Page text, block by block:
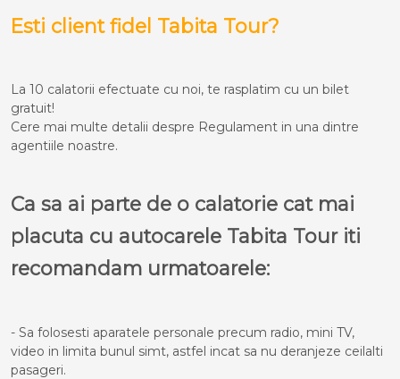
Esti client fidel Tabita Tour?
La 10 calatorii efectuate cu noi, te rasplatim cu un bilet
gratuit!
Cere mai multe detalii despre Regulament in una dintre
agentiile noastre.
Ca sa ai parte de o calatorie cat mai
placuta cu autocarele Tabita Tour iti
recomandam urmatoarele:
- Sa folosesti aparatele personale precum radio, mini TV,
video in limita bunul simt, astfel incat sa nu deranjeze ceilalti
pasageri.